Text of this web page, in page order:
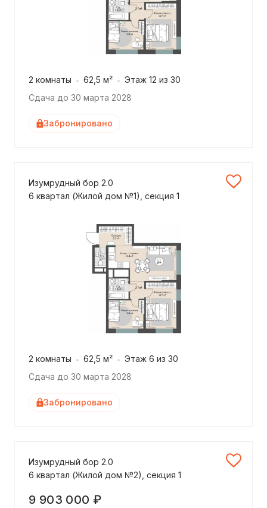
2 комнаты 62,5 м²
Этаж 12 из 30
Сдача до 30 марта 2028
Забронировано
Изумрудный бор 2.0
6 квартал (Жилой дом №1), секция 1
2 комнаты 62,5 м²
Этаж 6 из 30
Сдача до 30 марта 2028
Забронировано
Изумрудный бор 2.0
6 квартал (Жилой дом №2), секция 1
9 903 000 ₽